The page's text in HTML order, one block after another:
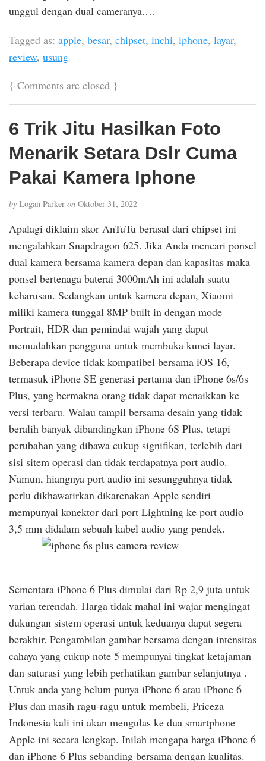
unggul dengan dual cameranya.…
Tagged as: apple, besar, chipset, inchi, iphone, layar,
review, usung
{ Comments are closed }
6 Trik Jitu Hasilkan Foto
Menarik Setara Dslr Cuma
Pakai Kamera Iphone
by Logan Parker on Oktober 31, 2022
Apalagi diklaim skor AnTuTu berasal dari chipset ini
mengalahkan Snapdragon 625. Jika Anda mencari ponsel
dual kamera bersama kamera depan dan kapasitas maka
ponsel bertenaga baterai 3000mAh ini adalah suatu
keharusan. Sedangkan untuk kamera depan, Xiaomi
miliki kamera tunggal 8MP built in dengan mode
Portrait, HDR dan pemindai wajah yang dapat
memudahkan pengguna untuk membuka kunci layar.
Beberapa device tidak kompatibel bersama iOS 16,
termasuk iPhone SE generasi pertama dan iPhone 6s/6s
Plus, yang bermakna orang tidak dapat menaikkan ke
versi terbaru. Walau tampil bersama desain yang tidak
beralih banyak dibandingkan iPhone 6S Plus, tetapi
perubahan yang dibawa cukup signifikan, terlebih dari
sisi sitem operasi dan tidak terdapatnya port audio.
Namun, hiangnya port audio ini sesungguhnya tidak
perlu dikhawatirkan dikarenakan Apple sendiri
mempunyai konektor dari port Lightning ke port audio
3,5 mm didalam sebuah kabel audio yang pendek.
Sementara iPhone 6 Plus dimulai dari Rp 2,9 juta untuk
varian terendah. Harga tidak mahal ini wajar mengingat
dukungan sistem operasi untuk keduanya dapat segera
berakhir. Pengambilan gambar bersama dengan intensitas
cahaya yang cukup note 5 mempunyai tingkat ketajaman
dan saturasi yang lebih perhatikan gambar selanjutnya .
Untuk anda yang belum punya iPhone 6 atau iPhone 6
Plus dan masih ragu-ragu untuk membeli, Priceza
Indonesia kali ini akan mengulas ke dua smartphone
Apple ini secara lengkap. Inilah mengapa harga iPhone 6
dan iPhone 6 Plus sebanding bersama dengan kualitas.